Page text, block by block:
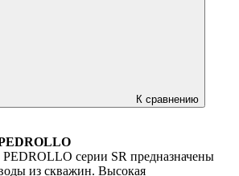
К сравнению
серии SR предназначены
из скважин. Высокая